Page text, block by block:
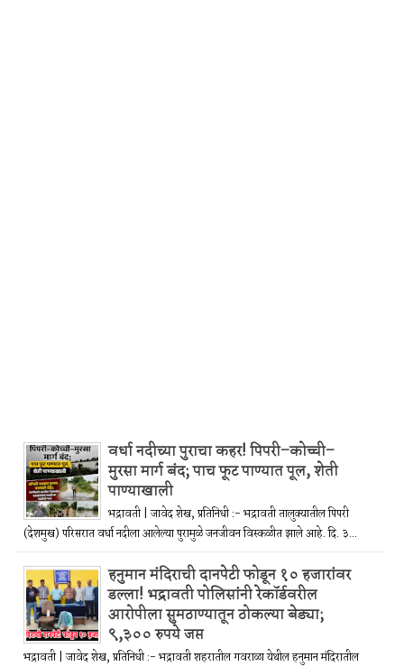
वर्धा नदीच्या पुराचा कहर! पिपरी–कोच्ची–
मुरसा मार्ग बंद; पाच फूट पाण्यात पूल, शेती
पाण्याखाली
भद्रावती | जावेद शेख, प्रतिनिधी :- भद्रावती तालुक्यातील पिपरी
(देशमुख) परिसरात वर्धा नदीला आलेल्या पुरामुळे जनजीवन विस्कळीत झाले आहे. दि. ३...
हनुमान मंदिराची दानपेटी फोडून १० हजारांवर
डल्ला! भद्रावती पोलिसांनी रेकॉर्डवरील
आरोपीला सुमठाण्यातून ठोकल्या बेड्या;
९,३०० रुपये जप्त
भद्रावती | जावेद शेख, प्रतिनिधी :- भद्रावती शहरातील गवराळा येथील हनुमान मंदिरातील